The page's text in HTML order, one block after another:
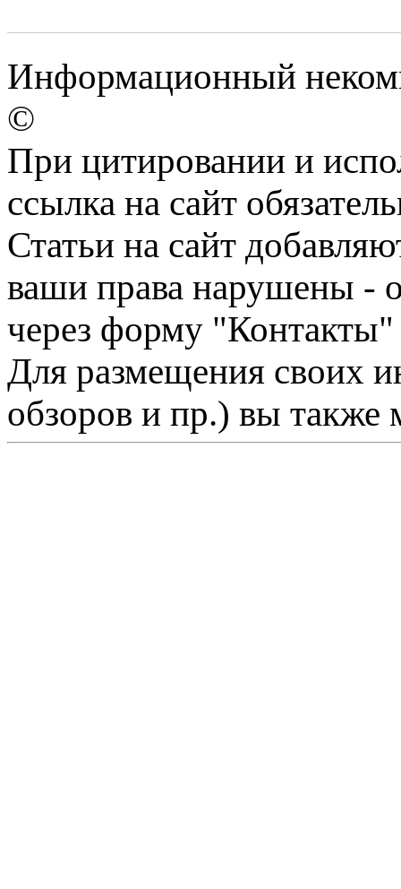
Информационный
©
При цитировании и
ссылка на сайт
Статьи на сайт
ваши права нарушены -
через форму "Контакты"
Для размещения своих
обзоров и пр.) вы также